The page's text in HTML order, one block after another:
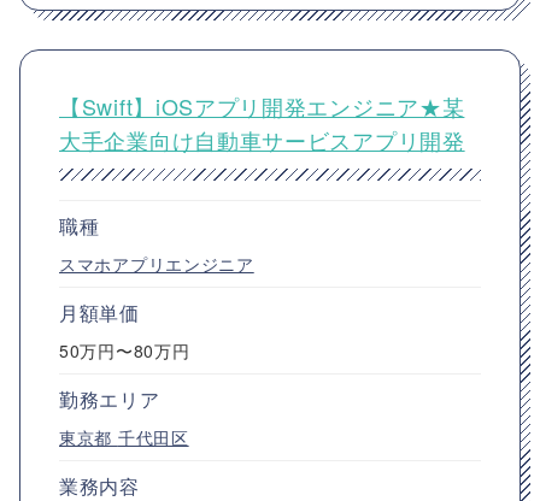
【Swift】iOSアプリ開発エンジニア★某
大手企業向け自動車サービスアプリ開発
職種
スマホアプリエンジニア
月額単価
50万円〜80万円
勤務エリア
東京都 千代田区
業務内容